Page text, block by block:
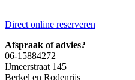
Direct online reserveren
Afspraak of advies?
06-15884272
IJmeerstraat 145
Berkel en Rodenrijs